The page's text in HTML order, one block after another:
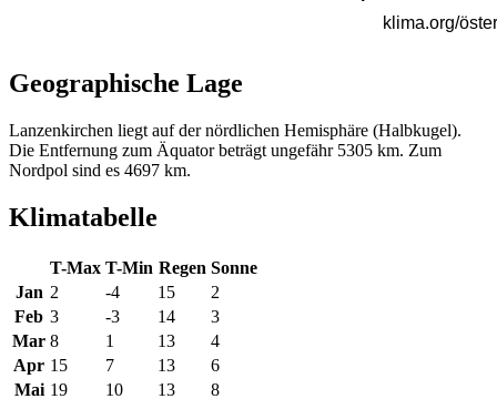
Geographische Lage
Lanzenkirchen liegt auf der nördlichen Hemisphäre (Halbkugel).
Die Entfernung zum Äquator beträgt ungefähr 5305 km. Zum
Nordpol sind es 4697 km.
Klimatabelle
T-Max T-Min Regen Sonne
Jan 2 -4 15
2
Feb 3 -3 14
3
Mar 8 1 13
4
Apr 15 7 13
6
Mai 19 10 13 8